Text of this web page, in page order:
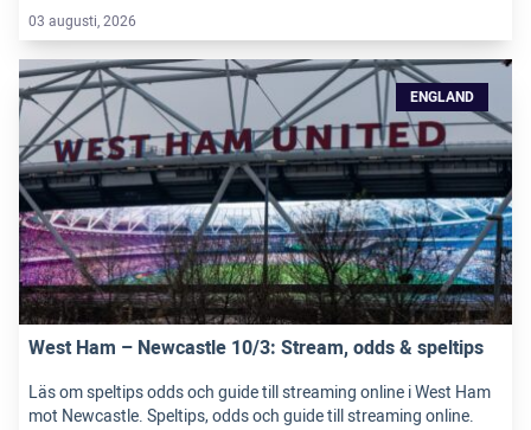
03 augusti, 2026
ENGLAND
West Ham – Newcastle 10/3: Stream, odds & speltips
Läs om speltips odds och guide till streaming online i West Ham
mot Newcastle. Speltips, odds och guide till streaming online.